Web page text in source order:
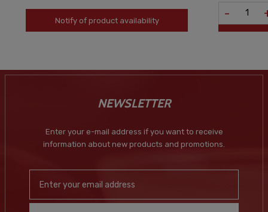
Notify of product availability
-
NEWSLETTER
Enter your e-mail address if you want to receive
information about new products and promotions.